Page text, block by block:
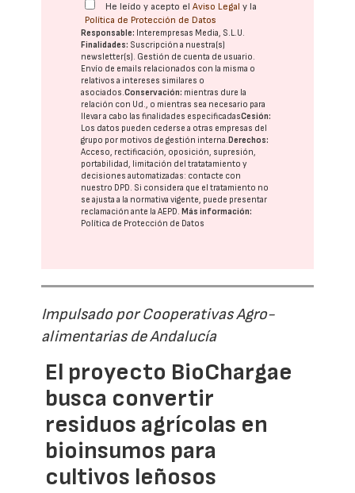
He leído y acepto elAviso Legal y la
Política de Protección de Datos
Responsable: Interempresas Media, S.L.U.
Finalidades: Suscripción a nuestra(s)
newsletter(s). Gestión de cuenta de usuario.
Envío de emails relacionados con la misma o
relativos a intereses similares o
asociados.Conservación: mientras dure la
relación con Ud., o mientras sea necesario para
llevar a cabo las finalidades especificadasCesión:
Los datos pueden cederse a otras empresas del
grupo por motivos de gestión interna. Derechos:
Acceso, rectificación, oposición, supresión,
portabilidad, limitación del tratatamiento y
decisiones automatizadas: contacte con
nuestro DPD. Si considera que el tratamiento no
se ajusta a la normativa vigente, puede presentar
reclamación ante laAEPD. Más información:
Política de Protección de Datos
Impulsado por Cooperativas Agro-
alimentarias de Andalucía
El proyecto BioChargae
busca convertir
residuos agrícolas en
bioinsumos para
cultivos leñosos